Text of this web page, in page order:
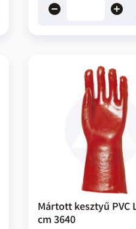
remove add
Mártott kesztyű PVC
cm 3640